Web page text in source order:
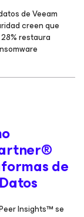
de Veeam
creen que
restaura
de
Insights™ se